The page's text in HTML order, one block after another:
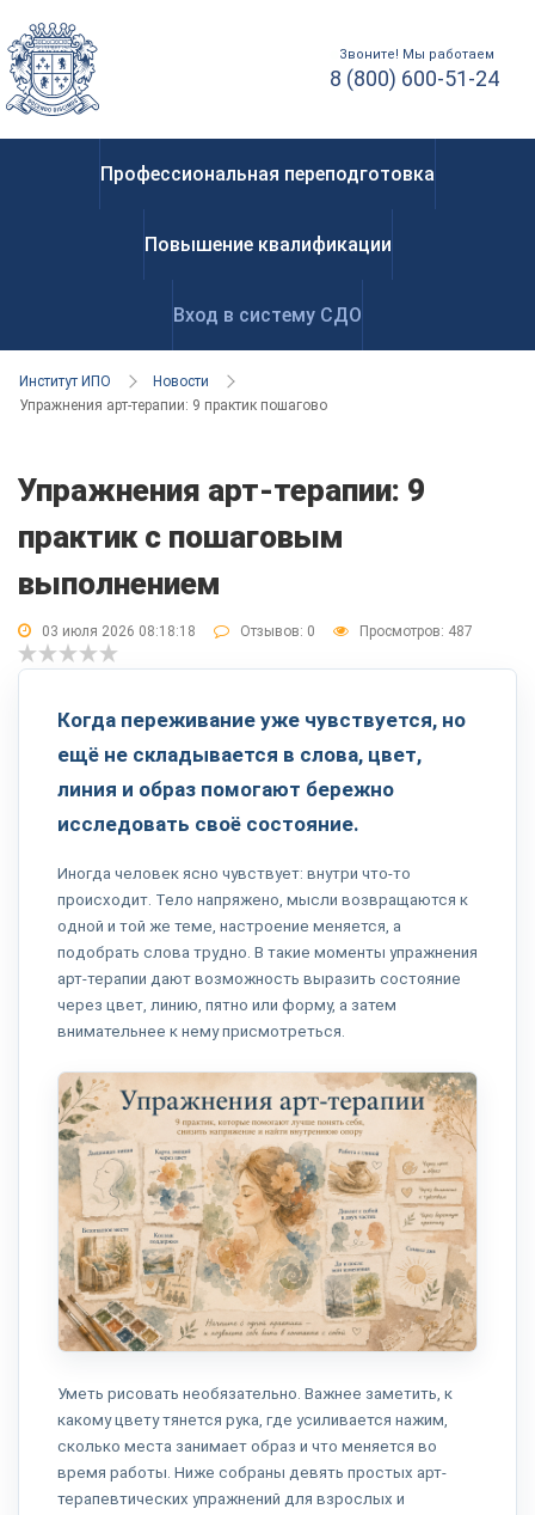
Звоните! Мы работаем
8 (800) 600-51-24
Профессиональная переподготовка
Повышение квалификации
Вход в систему СДО
Институт ИПО
Новости
Упражнения арт-терапии: 9 практик пошагово
Упражнения арт-терапии: 9
практик с пошаговым
выполнением
03 июля 2026 08:18:18 Отзывов: 0 Просмотров: 487
Когда переживание уже чувствуется, но
ещё не складывается в слова, цвет,
линия и образ помогают бережно
исследовать своё состояние.
Иногда человек ясно чувствует: внутри что-то
происходит. Тело напряжено, мысли возвращаются к
одной и той же теме, настроение меняется, а
подобрать слова трудно. В такие моменты упражнения
арт-терапии дают возможность выразить состояние
через цвет, линию, пятно или форму, а затем
внимательнее к нему присмотреться.
Уметь рисовать необязательно. Важнее заметить, к
какому цвету тянется рука, где усиливается нажим,
сколько места занимает образ и что меняется во
время работы. Ниже собраны девять простых арт-
терапевтических упражнений для взрослых и